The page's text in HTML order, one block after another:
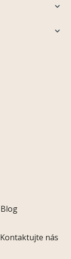
Blog
Kontaktujte nás